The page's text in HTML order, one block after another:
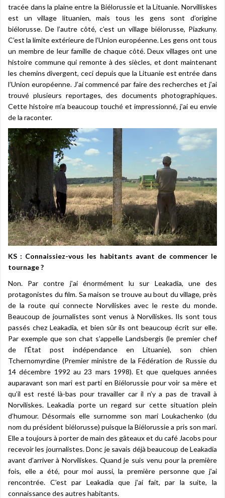
tracée dans la plaine entre la Biélorussie et la Lituanie. Norvilliskes
est un village lituanien, mais tous les gens sont d’origine
biélorusse. De l’autre côté, c’est un village biélorusse, Piazkuny.
C’est la limite extérieure de l’Union européenne. Les gens ont tous
un membre de leur famille de chaque côté. Deux villages ont une
histoire commune qui remonte à des siècles, et dont maintenant
les chemins divergent, ceci depuis que la Lituanie est entrée dans
l’Union européenne. J’ai commencé par faire des recherches et j’ai
trouvé plusieurs reportages, des documents photographiques.
Cette histoire m’a beaucoup touché et impressionné, j’ai eu envie
de la raconter.
KS : Connaissiez-vous les habitants avant de commencer le
tournage ?
Non. Par contre j’ai énormément lu sur Leakadia, une des
protagonistes du film. Sa maison se trouve au bout du village, près
de la route qui connecte Norviliskes avec le reste du monde.
Beaucoup de journalistes sont venus à Norviliskes. Ils sont tous
passés chez Leakadia, et bien sûr ils ont beaucoup écrit sur elle.
Par exemple que son chat s’appelle Landsbergis (le premier chef
de l’État post indépendance en Lituanie), son chien
Tchernomyrdine (Premier ministre de la Fédération de Russie du
14 décembre 1992 au 23 mars 1998). Et que quelques années
auparavant son mari est parti en Biélorussie pour voir sa mère et
qu’il est resté là-bas pour travailler car il n’y a pas de travail à
Norviliskes. Leakadia porte un regard sur cette situation plein
d’humour. Désormais elle surnomme son mari Loukachenko (du
nom du président biélorusse) puisque la Biélorussie a pris son mari.
Elle a toujours à porter de main des gâteaux et du café Jacobs pour
recevoir les journalistes. Donc je savais déjà beaucoup de Leakadia
avant d’arriver à Norviliskes. Quand je suis venu pour la première
fois, elle a été, pour moi aussi, la première personne que j’ai
rencontrée. C’est par Leakadia que j’ai fait, par la suite, la
connaissance des autres habitants.